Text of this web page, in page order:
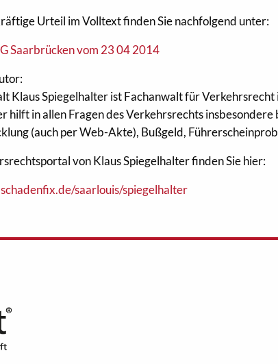
Urteil im Volltext finden Sie nachfolgend unter:
Saarbrücken vom 23 04 2014
Klaus Spiegelhalter ist Fachanwalt für Verkehrsrecht
hilft in allen Fragen des Verkehrsrechts
(auch per Web-Akte), Bußgeld,
von Klaus Spiegelhalter finden Sie hier:
saarlouis/spiegelhalter